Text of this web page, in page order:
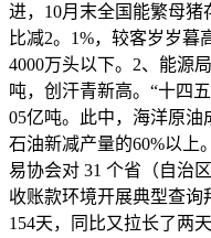
进，10月末全国能繁母猪
比减2。1%，较客岁岁暮
4000万头以下。2、能源
吨，创汗青新高。“十四
05亿吨。此中，海洋原油
石油新减产量的60%以上
易协会对 31 个省（自治
收账款环境开展典型查询
154天，同比又拉长了两